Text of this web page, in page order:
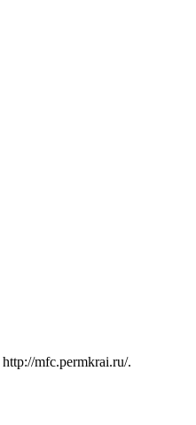
http://mfc.permkrai.ru/.